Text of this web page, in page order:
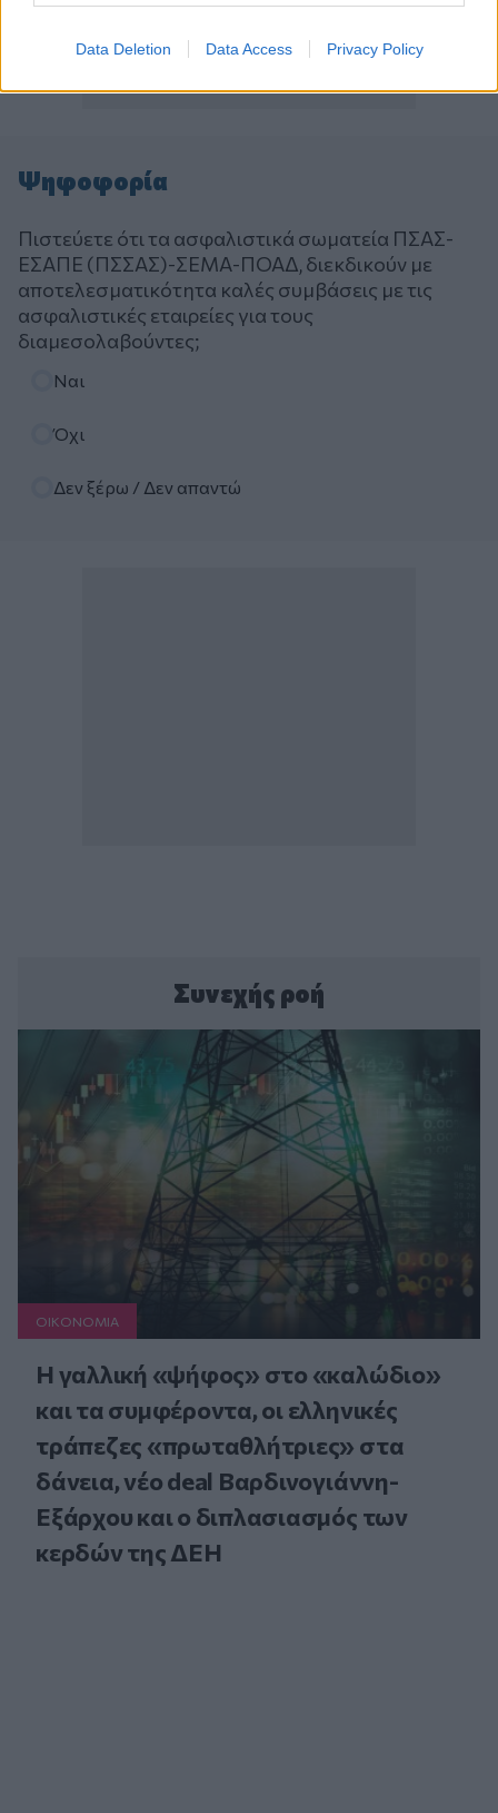
Data Deletion Data Access Privacy Policy
Ψηφοφορία
Πιστεύετε ότι τα ασφαλιστικά σωματεία ΠΣΑΣ-
ΕΣΑΠΕ (ΠΣΣΑΣ)-ΣΕΜΑ-ΠΟΑΔ, διεκδικούν με
αποτελεσματικότητα καλές συμβάσεις με τις
ασφαλιστικές εταιρείες για τους
διαμεσολαβούντες;
Ναι
Όχι
Δεν ξέρω / Δεν απαντώ
Συνεχής ροή
ΟΙΚΟΝΟΜΙΑ
Η γαλλική «ψήφος» στο «καλώδιο»
και τα συμφέροντα, οι ελληνικές
τράπεζες «πρωταθλήτριες» στα
δάνεια, νέο deal Βαρδινογιάννη-
Εξάρχου και ο διπλασιασμός των
κερδών της ΔΕΗ